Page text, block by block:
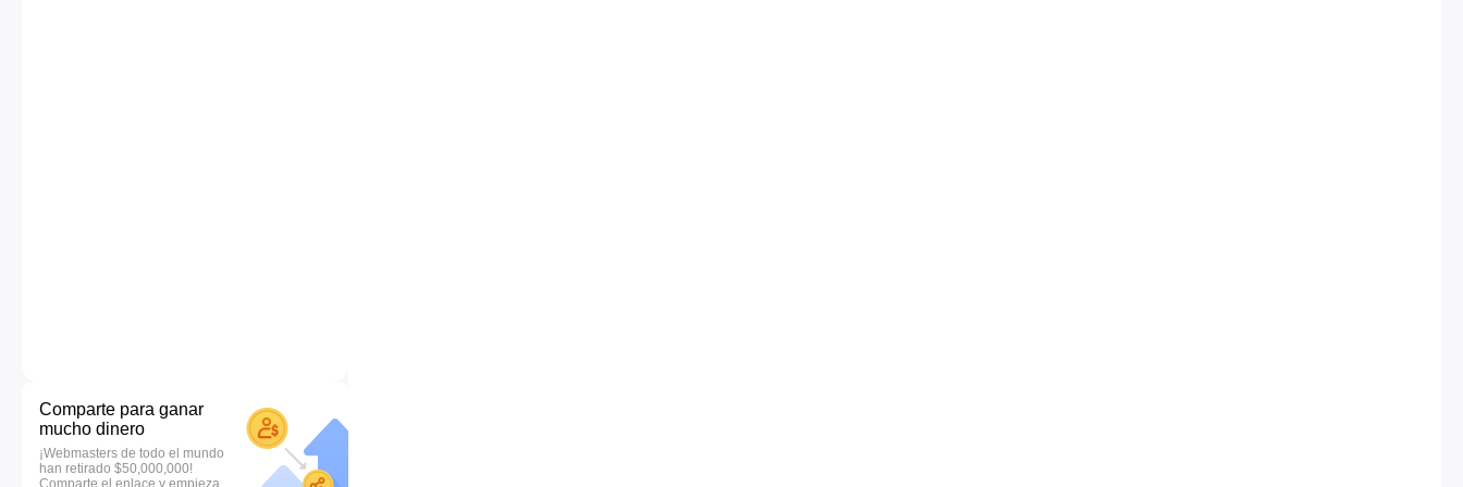
Comparte para ganar
mucho dinero
¡Webmasters de todo el mundo
han retirado $50,000,000!
Comparte el enlace y empieza